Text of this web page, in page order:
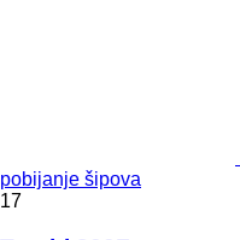
pobijanje šipova
17